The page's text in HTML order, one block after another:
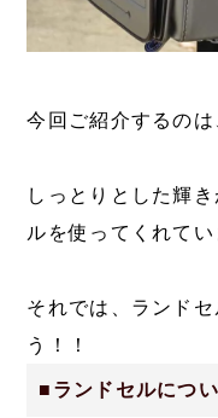
今回ご紹介するのは
しっとりとした輝
ルを使ってくれてい
それでは、ランド
う！！
■ランドセルにつ